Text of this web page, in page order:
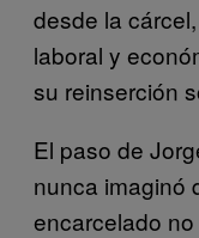
desde la
laboral y
su reinserción
El paso de
nunca imaginó
encarcelado